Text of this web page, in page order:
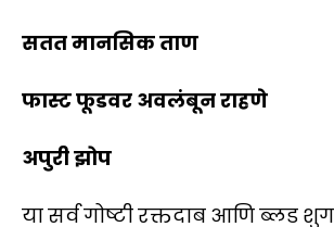
सतत मानसिक ताण
फास्ट फूडवर अवलंबून राहणे
अपुरी झोप
या सर्व गोष्टी रक्तदाब आणि ब्लड